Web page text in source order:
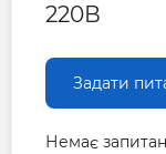
220В
Задати
Немає